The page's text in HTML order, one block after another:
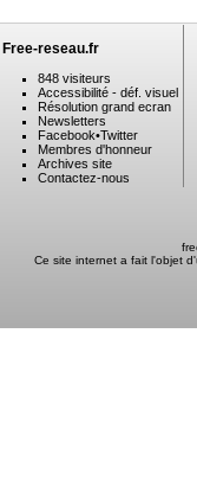
Free-reseau.fr
848 visiteurs
Accessibilité - déf. visuel
Résolution grand ecran
Newsletters
Facebook•Twitter
Membres d'honneur
Archives site
Contactez-nous
Ce site internet a fait l'objet